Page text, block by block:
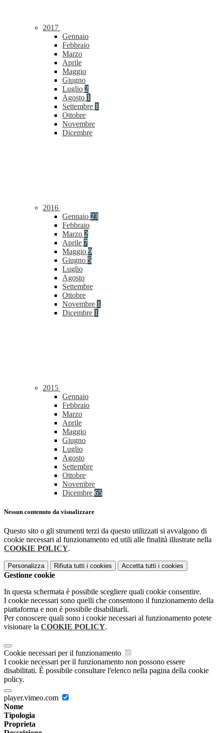
2017
Gennaio
Febbraio
Marzo
Aprile
Maggio
Giugno
Luglio 2
Agosto 1
Settembre 1
Ottobre
Novembre
Dicembre
2016
Gennaio 23
Febbraio
Marzo 2
Aprile 7
Maggio 9
Giugno 5
Luglio
Agosto
Settembre
Ottobre
Novembre 1
Dicembre 1
2015
Gennaio
Febbraio
Marzo
Aprile
Maggio
Giugno
Luglio
Agosto
Settembre
Ottobre
Novembre
Dicembre 65
Nessun contenuto da visualizzare
Questo sito o gli strumenti terzi da questo utilizzati si avvalgono di
cookie necessari al funzionamento ed utili alle finalità illustrate nella
COOKIE POLICY.
Personalizza Rifiuta tutti i cookies Accetta tutti i cookies
Gestione cookie
In questa schermata è possibile scegliere quali cookie consentire.
I cookie necessari sono quelli che consentono il funzionamento della
piattaforma e non è possibile disabilitarli.
Per conoscere quali sono i cookie necessari al funzionamento potete
visionare la COOKIE POLICY.
Cookie necessari per il funzionamento
I cookie necessari per il funzionamento non possono essere
disabilitati. È possibile consultare l'elenco nella pagina della cookie
policy.
player.vimeo.com
Nome
Tipologia
Proprieta